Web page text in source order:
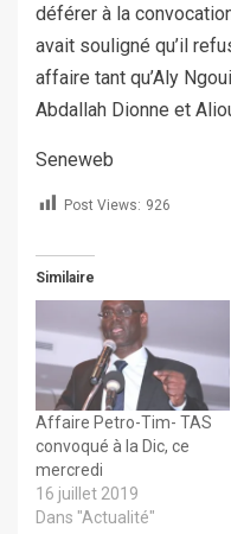
déférer à la
avait souligné qu’il
affaire tant qu’Aly
Abdallah Dionne et
Seneweb
Post Views: 926
Similaire
Affaire Petro-Tim- TAS
convoqué à la Dic, ce
mercredi
16 juillet 2019
Dans "Actualité"